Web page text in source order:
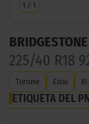
1 / 1
225/40 R18
Turisme Estiu
ETIQUETA DEL